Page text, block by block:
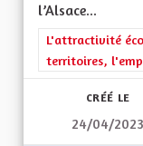
l’Alsace...
Filtrer les
L'attractivité
territoires,
CRÉÉ LE
24/04/2023